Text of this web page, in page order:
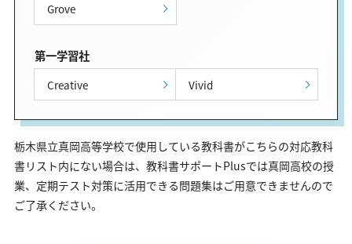
Grove
第一学習社
Creative Vivid
栃木県立真岡高等学校で使用している教科書がこちらの対応教科
書リスト内にない場合は、教科書サポートPlusでは真岡高校の授
業、定期テスト対策に活用できる問題集はご用意できませんので
ご了承ください。